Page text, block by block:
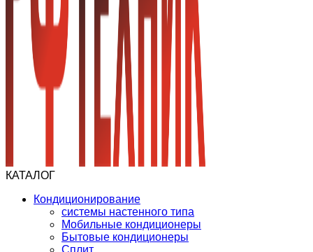
КАТАЛОГ
Кондиционирование
системы настенного типа
Мобильные кондиционеры
Бытовые кондиционеры
Сплит